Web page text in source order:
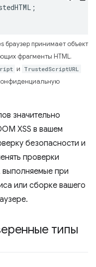
;
браузер принимает объект
фрагменты HTML.
и TrustedScriptURL
значительно
XSS в вашем
безопасности и
проверки
выполняемые при
или сборке вашего
типы